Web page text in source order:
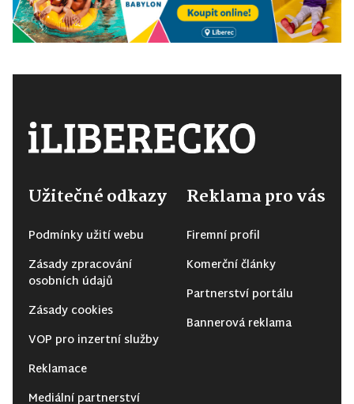
Užitečné odkazy
Podmínky užití webu
Zásady zpracování
osobních údajů
Zásady cookies
VOP pro inzertní služby
Reklamace
Mediální partnerství
Reklama pro vás
Firemní profil
Komerční články
Partnerství portálu
Bannerová reklama